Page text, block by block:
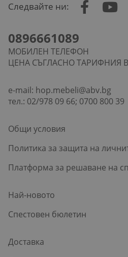
Следвайте ни:
0896661089
МОБИЛЕН ТЕЛЕФОН
ЦЕНА СЪГЛАСНО ТАРИФНИЯ
e-mail: hop.mebeli@abv.bg
тел.: 02/978 09 66; 0700 800 39
Общи условия
Политика за защита на
Платформа за решаване на
Най-новото
Спестовен бюлетин
Доставка